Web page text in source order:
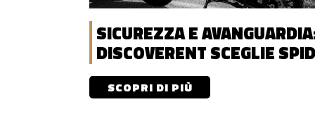
SICUREZZA E
DISCOVERENT SCEGLIE
NOLAN
SCOPRI DI PIÙ